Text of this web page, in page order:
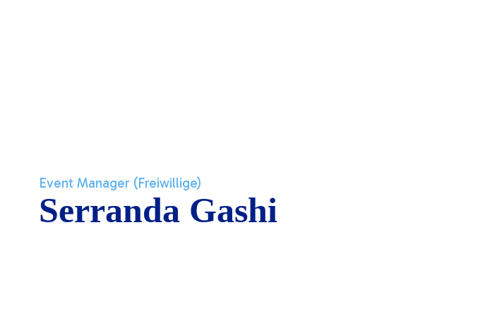
Event Manager (Freiwillige)
Serranda Gashi